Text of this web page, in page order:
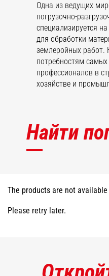
Одна из ведущих
погрузочно-
специализируется
для обработки
землеройных работ.
потребностям
профессионалов в
хозяйстве и
Найти
The products are not
Please retry later.